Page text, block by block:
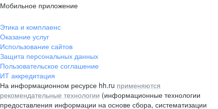
Мобильное приложение
Этика и комплаенс
Оказание услуг
Использование сайтов
Защита персональных данных
Пользовательское соглашение
ИТ аккредитация
На информационном ресурсе hh.ru применяются
рекомендательные технологии (информационные технологии
предоставления информации на основе сбора, систематизации